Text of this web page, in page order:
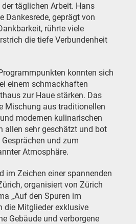
täglichen Arbeit. Hans
Dankesrede, geprägt von
rührte viele
die tiefe Verbundenheit
konnten sich
einem schmackhaften
zur Haue stärken. Das
Mischung aus traditionellen
modernen kulinarischen
allen sehr geschätzt und bot
und zum
Atmosphäre.
im Zeichen einer spannenden
organisiert von Zürich
„Auf den Spuren im
die Mitglieder exklusive
Gebäude und verborgene